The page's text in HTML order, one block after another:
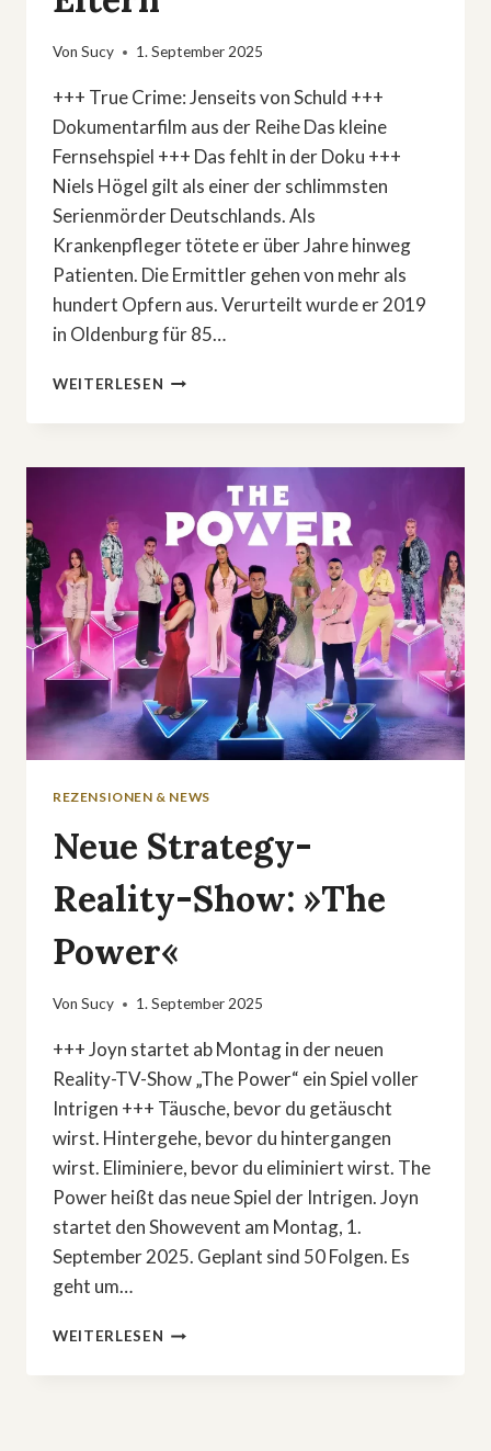
Von Sucy 1. September 2025
+++ True Crime: Jenseits von Schuld +++
Dokumentarfilm aus der Reihe Das kleine
Fernsehspiel +++ Das fehlt in der Doku +++
Niels Högel gilt als einer der schlimmsten
Serienmörder Deutschlands. Als
Krankenpfleger tötete er über Jahre hinweg
Patienten. Die Ermittler gehen von mehr als
hundert Opfern aus. Verurteilt wurde er 2019
in Oldenburg für 85…
WEITERLESEN DER
DES
NIELS
HÖGEL:
DOKU
ÜBER
DAS
SCHICKSAL
SEINER
ELTERN
REZENSIONEN & NEWS
Neue Strategy-
Reality-Show: »The
Power«
Von Sucy 1. September 2025
+++ Joyn startet ab Montag in der neuen
Reality-TV-Show „The Power“ ein Spiel voller
Intrigen +++ Täusche, bevor du getäuscht
wirst. Hintergehe, bevor du hintergangen
wirst. Eliminiere, bevor du eliminiert wirst. The
Power heißt das neue Spiel der Intrigen. Joyn
startet den Showevent am Montag, 1.
September 2025. Geplant sind 50 Folgen. Es
geht um…
WEITERLESEN NEUE
REALITY-